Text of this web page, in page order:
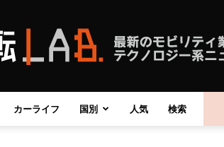
自
カーライフ 国別 人気 検索